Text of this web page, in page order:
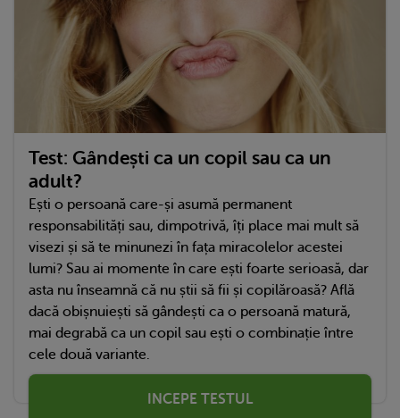
Test: Gândești ca un copil sau ca un
adult?
Ești o persoană care-și asumă permanent
responsabilități sau, dimpotrivă, îți place mai mult să
visezi și să te minunezi în fața miracolelor acestei
lumi? Sau ai momente în care ești foarte serioasă, dar
asta nu înseamnă că nu știi să fii și copilăroasă? Află
dacă obișnuiești să gândești ca o persoană matură,
mai degrabă ca un copil sau ești o combinație între
cele două variante.
INCEPE TESTUL